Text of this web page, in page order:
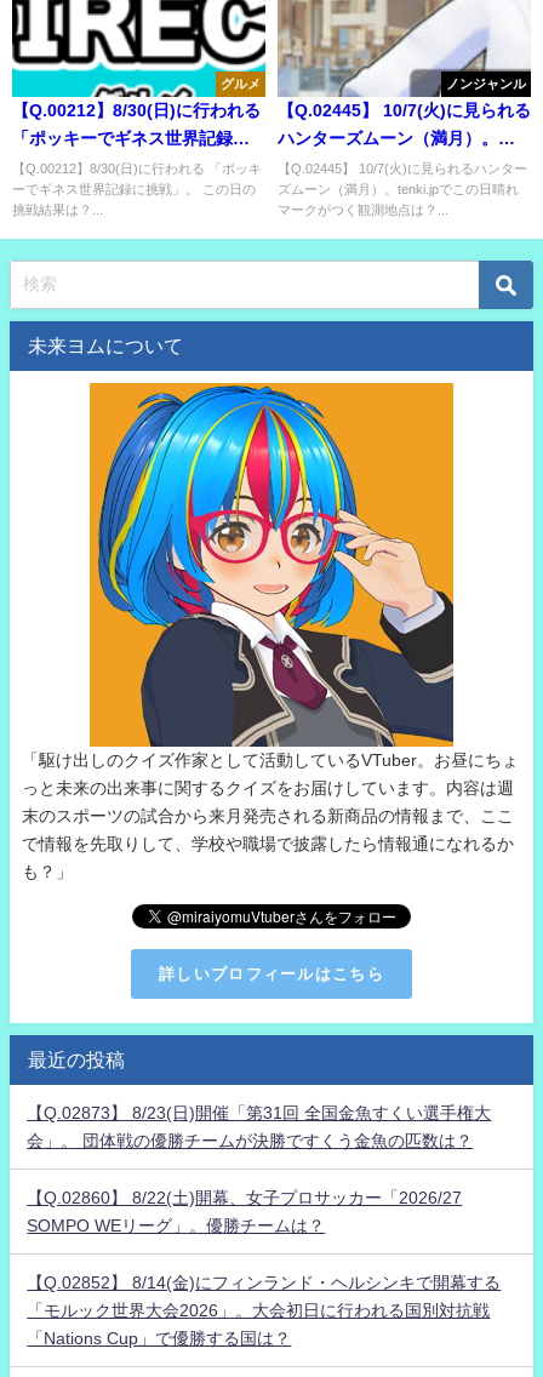
グルメ
【Q.00212】8/30(日)に行われる
「ポッキーでギネス世界記録に
挑戦」。 この日の挑戦結果は？
【Q.00212】8/30(日)に行われる 「ポッキ
ーでギネス世界記録に挑戦」。 この日の
挑戦結果は？...
ノンジャンル
【Q.02445】 10/7(火)に見られる
ハンターズムーン（満月）。
tenki.jpでこの日晴れマークがつ
く観測地点は？
【Q.02445】 10/7(火)に見られるハンター
ズムーン（満月）。tenki.jpでこの日晴れ
マークがつく観測地点は？...
未来ヨムについて
「駆け出しのクイズ作家として活動しているVTuber。お昼にちょ
っと未来の出来事に関するクイズをお届けしています。内容は週
末のスポーツの試合から来月発売される新商品の情報まで、ここ
で情報を先取りして、学校や職場で披露したら情報通になれるか
も？」
詳しいプロフィールはこちら
最近の投稿
【Q.02873】 8/23(日)開催「第31回 全国金魚すくい選手権大
会」。 団体戦の優勝チームが決勝ですくう金魚の匹数は？
【Q.02860】 8/22(土)開幕、女子プロサッカー「2026/27
SOMPO WEリーグ」。優勝チームは？
【Q.02852】 8/14(金)にフィンランド・ヘルシンキで開幕する
「モルック世界大会2026」。大会初日に行われる国別対抗戦
「Nations Cup」で優勝する国は？